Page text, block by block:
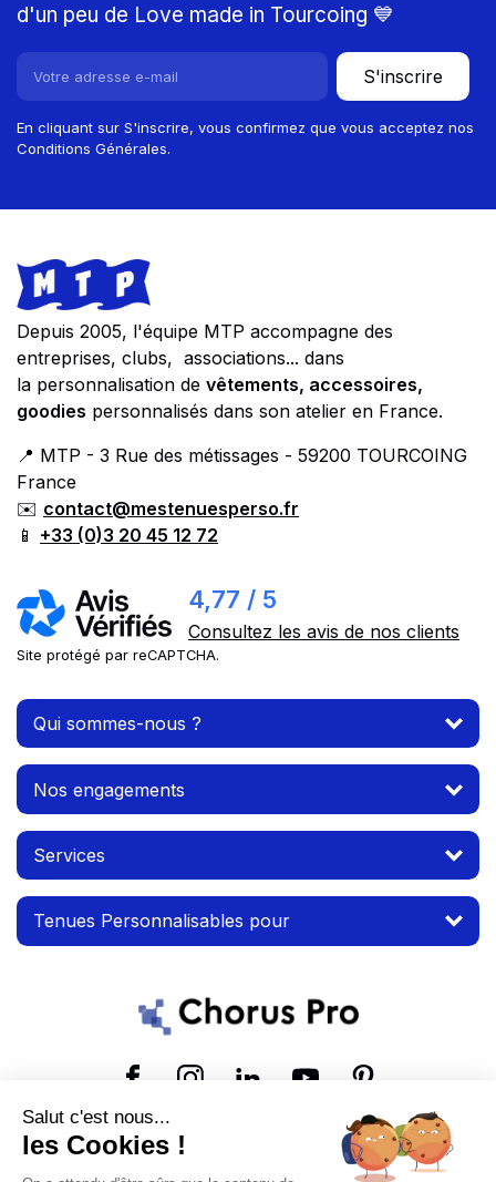
d'un peu de Love made in Tourcoing 💙
S'inscrire
En cliquant sur S'inscrire, vous confirmez que vous acceptez nos
Conditions Générales.
Footer
Store information
Depuis 2005, l'équipe MTP accompagne des
entreprises, clubs, associations... dans
la personnalisation de vêtements, accessoires,
goodies personnalisés dans son atelier en France.
📍 MTP - 3 Rue des métissages - 59200 TOURCOING
France
✉️ contact@mestenuesperso.fr
📱 +33 (0)3 20 45 12 72
4,77 / 5
Consultez les avis de nos clients
Site protégé par reCAPTCHA.
Qui sommes-nous ?
Nos engagements
Services
Tenues Personnalisables pour
© 2026 MTP. Tous droits réservés.
Salut c'est nous...
les Cookies !